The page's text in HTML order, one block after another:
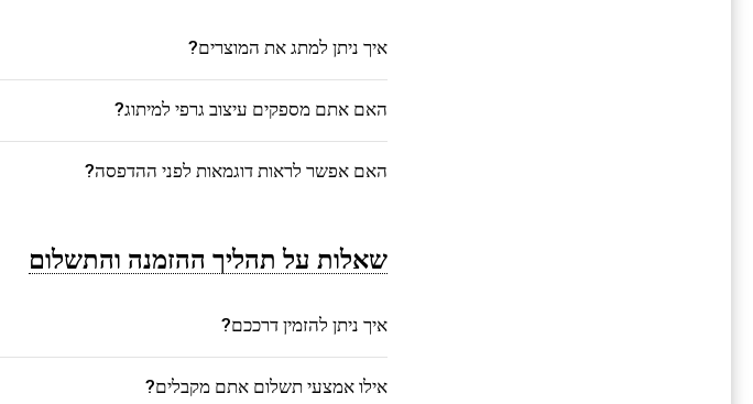
איך ניתן למתג את המוצרים?
האם אתם מספקים עיצוב גרפי למיתוג?
האם אפשר לראות דוגמאות לפני ההדפסה?
שאלות על תהליך ההזמנה והתשלום
איך ניתן להזמין דרככם?
אילו אמצעי תשלום אתם מקבלים?